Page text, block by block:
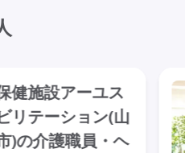
健施設アーユス
リテーション(山
)の介護職員・ヘ